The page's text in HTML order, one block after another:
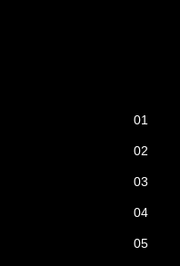
01
02
03
04
05